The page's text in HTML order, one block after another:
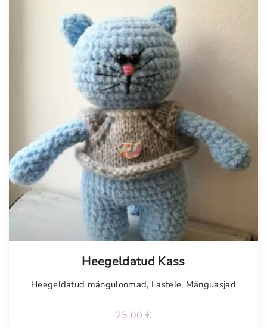
Heegeldatud Kass
Heegeldatud mänguloomad, Lastele, Mänguasjad
25,00 €